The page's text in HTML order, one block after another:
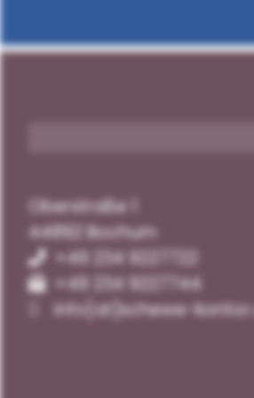
Oberstraße 1
44892 Bochum
+49 234 9227722
+49 234 9227744
info[at]schewe-